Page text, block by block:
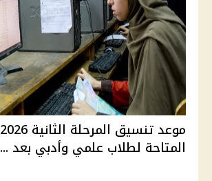
المتاحة لطلاب علمي وأدبي بعد ...